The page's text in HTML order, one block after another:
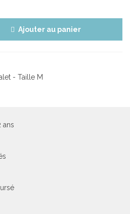
Ajouter au panier
- Taille M
ans